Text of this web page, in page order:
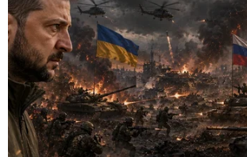
Các hãng dược toàn cầu đổ hàng
trăm tỷ USD để mở rộng hoạt động
tại Mỹ
10/08/2026 15:26
Dự trữ khí đốt châu Âu xuống thấp